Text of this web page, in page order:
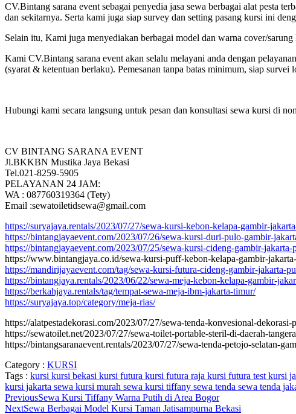
CV.Bintang sarana event sebagai penyedia jasa sewa berbagai alat pesta
dan sekitarnya. Serta kami juga siap survey dan setting pasang kursi ini
Selain itu, Kami juga menyediakan berbagai model dan warna cover/
Kami CV.Bintang sarana event akan selalu melayani anda dengan
(syarat & ketentuan berlaku). Pemesanan tanpa batas minimum, siap
Hubungi kami secara langsung untuk pesan dan konsultasi sewa kursi di
CV BINTANG SARANA EVENT
Jl.BKKBN Mustika Jaya Bekasi
Tel.021-8259-5905
PELAYANAN 24 JAM:
WA : 087760319364 (Tety)
Email :sewatoiletidsewa@gmail.com
https://suryajaya.rentals/2023/07/27/sewa-kursi-kebon-kelapa-gambir-
https://bintangjayaevent.com/2023/07/26/sewa-kursi-duri-pulo-gambir-
https://bintangjayaevent.com/2023/07/25/sewa-kursi-cideng-gambir-jakarta-
https://www.bintangjaya.co.id/sewa-kursi-puff-kebon-kelapa-gambir-
https://mandirijayaevent.com/tag/sewa-kursi-futura-cideng-gambir-jakarta-
https://bintangjaya.rentals/2023/06/22/sewa-meja-kebon-kelapa-gambir-
https://berkahjaya.rentals/tag/tempat-sewa-meja-ibm-jakarta-timur/
https://suryajaya.top/category/meja-rias/
https://alatpestadekorasi.com/2023/07/27/sewa-tenda-konvesional-dekorasi-
https://sewatoilet.net/2023/07/27/sewa-toilet-portable-steril-di-daerah-
https://bintangsaranaevent.rentals/2023/07/27/sewa-tenda-petojo-selatan-
Category : KURSI
Tags : kursi kursi bekasi kursi futura kursi futura raja kursi futura test kursi
kursi jakarta sewa kursi murah sewa kursi tiffany sewa tenda sewa tenda
PreviousSewa Kursi Tiffany Warna Putih di Area Bogor
NextSewa Berbagai Model Kursi Taman Jatisampurna Bekasi